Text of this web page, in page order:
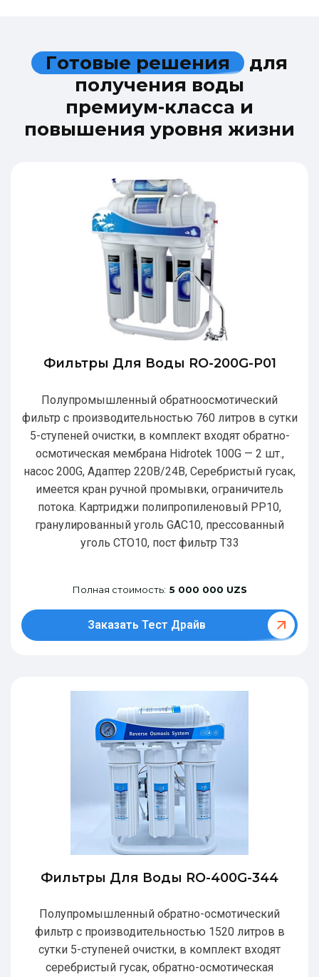
Готовые решения для
получения воды
премиум-класса и
повышения уровня жизни
Фильтры Для Воды RO-200G-P01
Полупромышленный обратноосмотический
фильтр с производительностью 760 литров в сутки
5-ступеней очистки, в комплект входят обратно-
осмотическая мембрана Hidrotek 100G — 2 шт.,
насос 200G, Адаптер 220В/24В, Серебристый гусак,
имеется кран ручной промывки, ограничитель
потока. Картриджи полипропиленовый РР10,
гранулированный уголь GAC10, прессованный
уголь CTO10, пост фильтр T33
Полная стоимость: 5 000 000 UZS
Заказать Тест Драйв
Фильтры Для Воды RO-400G-344
Полупромышленный обратно-осмотический
фильтр с производительностью 1520 литров в
сутки 5-ступеней очистки, в комплект входят
серебристый гусак, обратно-осмотическая